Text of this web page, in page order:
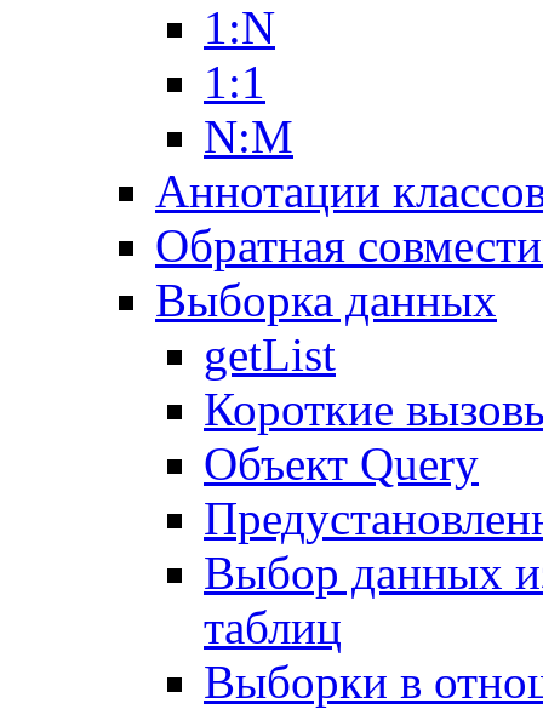
1:N
1:1
N:M
Аннотации
Обратная
Выборка данных
getList
Короткие
Объект Query
Выбор данных
таблиц
Выборки в